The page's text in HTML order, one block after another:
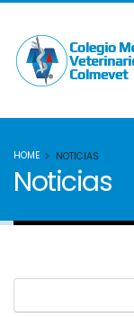
HOME NOTICIAS
Noticias